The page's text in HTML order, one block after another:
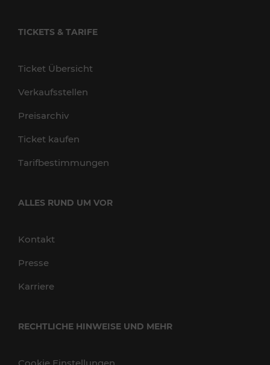
TICKETS & TARIFE
Ticket Übersicht
Verkaufsstellen
Preisarchiv
Ticket kaufen
Tarifbestimmungen
ALLES RUND UM VOR
Kontakt
Presse
Karriere
RECHTLICHE HINWEISE UND MEHR